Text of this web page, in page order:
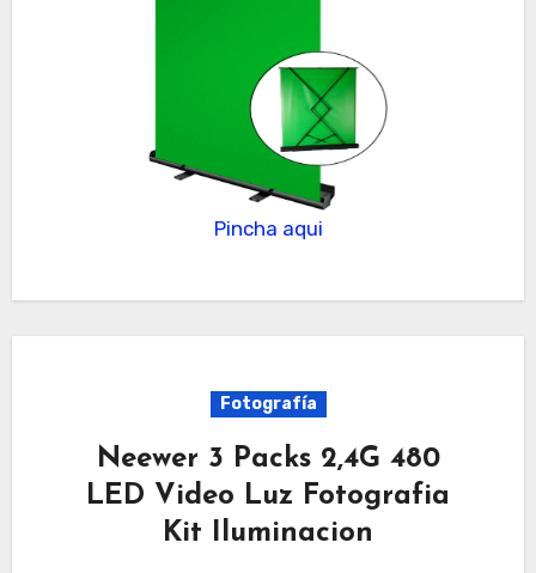
Pincha aqui
Fotografía
Neewer 3 Packs 2,4G 480
LED Video Luz Fotografia
Kit Iluminacion